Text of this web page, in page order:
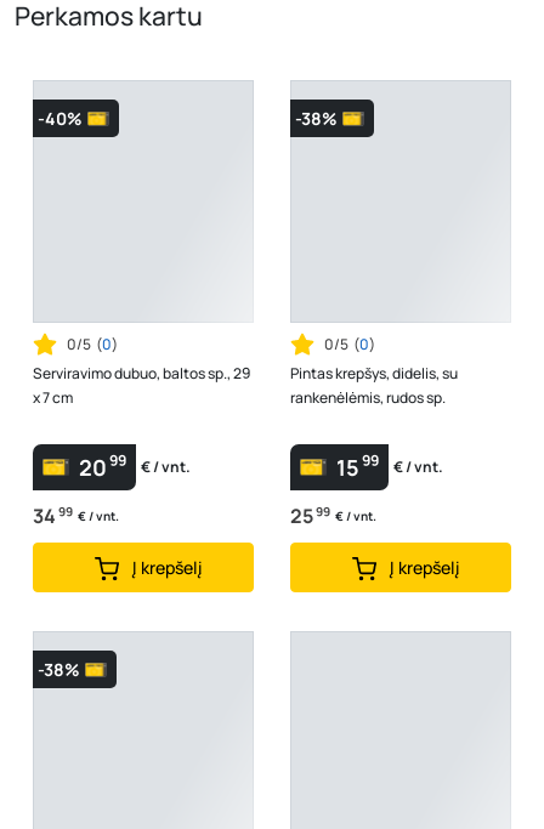
Perkamos kartu
-40%
0/5 (0)
Serviravimo dubuo, baltos sp., 29
x 7 cm
2099 € / vnt.
34 99 € / vnt.
Į krepšelį
-38%
0/5 (0)
Pintas krepšys, didelis, su
rankenėlėmis, rudos sp.
1599 € / vnt.
2599 € / vnt.
Į krepšelį
-38%